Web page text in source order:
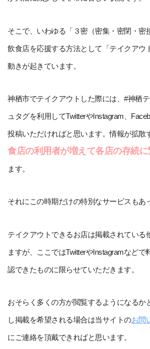
そこで、いわゆる「３密（密集・密閉・密
飲食店を応援する方法として「テイクアウ
動きが起きています。
神栖市でテイクアウトした際には、#神栖
ュタグを利用してTwitterやInstagram、
投稿いただければと思います。情報が拡散
食店の利用者が増えて各店の存続
ます。
それにこの時期だけの特別なサービスもあ
テイクアウトできるお店は掲載されている
ますが、ここではTwitterやInstagramなどで
認できたものに限らせていただきます。
おそらく多くの方が閲覧するようになるか
し掲載を希望される場合は当サイトのお問
にご連絡を頂戴できればと思います。